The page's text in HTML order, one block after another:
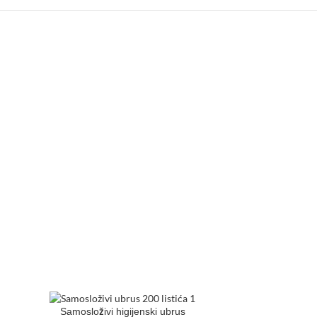
Samosloživi higijenski ubrus